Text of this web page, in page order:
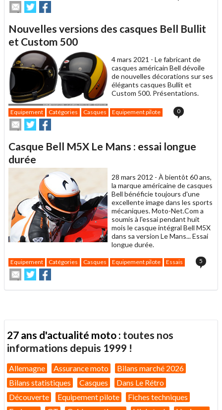
Envoyer
cet
à
un
ami
Partager
sur
sur
Nouvelles versions des casques Bell Bullit
et Custom 500
4 mars 2021 - Le fabricant de
casques américain Bell dévoile
de nouvelles décorations sur ses
élégants casques Bullit et
Custom 500. Présentations.
Equipement Catégories Casques Equipement pilote 0
Envoyer
cet
à
un
ami
Partager
sur
sur
Casque Bell M5X Le Mans : essai longue
durée
28 mars 2012 - À bientôt 60 ans,
la marque américaine de casques
Bell bénéficie toujours d'une
excellente image dans les sports
mécaniques. Moto-Net.Com a
soumis à l'essai pendant huit
mois le casque intégral Bell M5X
dans sa version Le Mans... Essai
longue durée.
Equipement Catégories Casques Equipement pilote Essais 5
Envoyer
cet
article
Partager
sur
Twitter
sur
Facebook
27 ans d'actualité moto : toutes nos
informations depuis 1999 !
Allemagne Assurance moto
Bilans marché 2026
Bilans statistiques
Casques
Dans Le Rétro
Découverte
Equipement pilote
Fiches techniques